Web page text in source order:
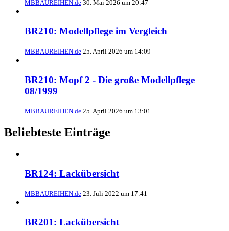
MBBAUREIHEN.de 30. Mai 2026 um 20:47
BR210: Modellpflege im Vergleich
MBBAUREIHEN.de 25. April 2026 um 14:09
BR210: Mopf 2 - Die große Modellpflege
08/1999
MBBAUREIHEN.de 25. April 2026 um 13:01
Beliebteste Einträge
BR124: Lackübersicht
MBBAUREIHEN.de 23. Juli 2022 um 17:41
BR201: Lackübersicht